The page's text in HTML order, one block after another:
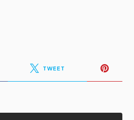
TWEET